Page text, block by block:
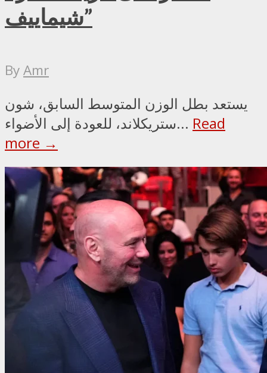
شيماييف”
ByAmr
يستعد بطل الوزن المتوسط السابق، شون
ستريكلاند، للعودة إلى الأضواء... Read
more →